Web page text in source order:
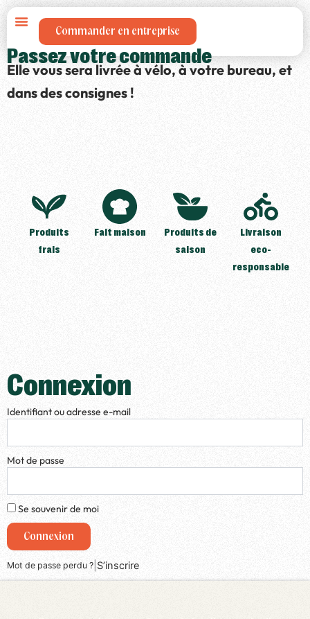
Aller
Commander en entreprise
Passez votre commande
Elle vous sera livrée à vélo, à votre bureau, et
dans des consignes !
Produits
frais
Fait maison
Produits de
saison
Livraison
eco-
responsable
Connexion
Identifiant ou adresse e-mail
Mot de passe
Se souvenir de moi
Connexion
Mot de passe perdu ? S’inscrire